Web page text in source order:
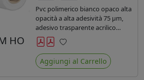
HO
Pvc polimerico bianco opaco alta
opacità a alta adesività 75 µm,
adesivo trasparente acrilico
hotmelt permanente, durata 5-7
anni liner 140gr PE su entrambi
lati. Dotato di certificato ignifugo
Bs1d0.
Preferiti
Aggiungi al Carrello